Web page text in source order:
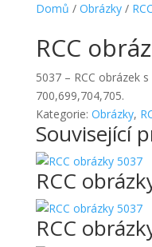
Domů / Obrázky/
RCC
5037 – RCC obrázek
700,699,704,705.
Kategorie: Obrázky,
Související
RCC
RCC